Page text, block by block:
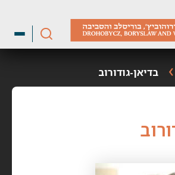
בדיאן-גודורוב